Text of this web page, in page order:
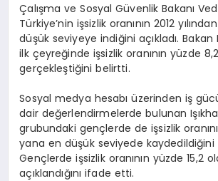
Çalışma ve Sosyal Güvenlik Bakanı
Türkiye’nin işsizlik oranının 2012
düşük seviyeye indiğini açıkladı. Bakan
ilk çeyreğinde işsizlik oranının yüzde
gerçekleştiğini belirtti.
Sosyal medya hesabı üzerinden iş
dair değerlendirmelerde bulunan
grubundaki gençlerde de işsizlik
yana en düşük seviyede kaydedildiğini
Gençlerde işsizlik oranının yüzde 15,2
açıklandığını ifade etti.